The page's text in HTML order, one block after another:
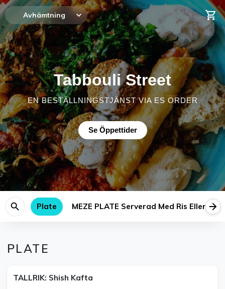
Avhämtning
Tabbouli Street
EN BESTÄLLNINGSTJÄNST VIA ES ORDER
Se Öppettider
Plate MEZE PLATE Serverad Med Ris Eller
PLATE
TALLRIK: Shish Kafta